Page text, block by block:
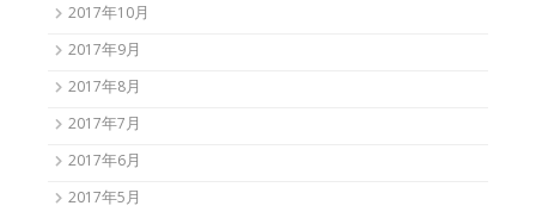
2017年10月
2017年9月
2017年8月
2017年7月
2017年6月
2017年5月